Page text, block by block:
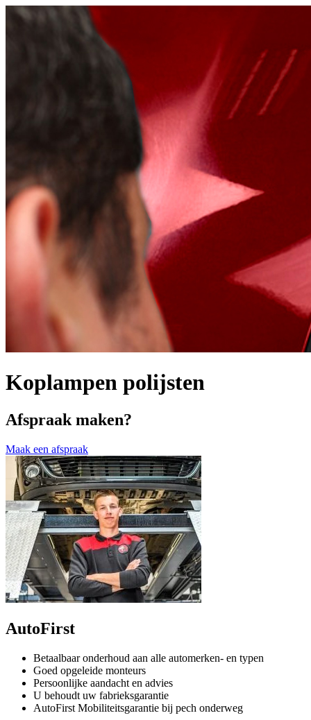
Koplampen polijsten
Afspraak maken?
Maak een afspraak
AutoFirst
Betaalbaar onderhoud aan alle automerken- en typen
Goed opgeleide monteurs
Persoonlijke aandacht en advies
U behoudt uw fabrieksgarantie
AutoFirst Mobiliteitsgarantie bij pech onderweg